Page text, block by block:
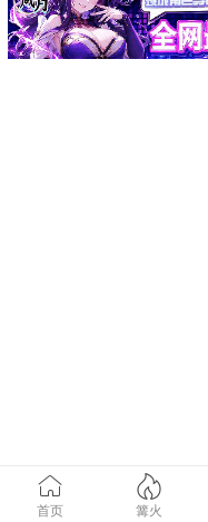

首页

篝火